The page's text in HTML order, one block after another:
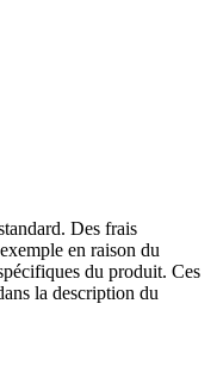
Des frais
en raison du
du produit. Ces
la description du